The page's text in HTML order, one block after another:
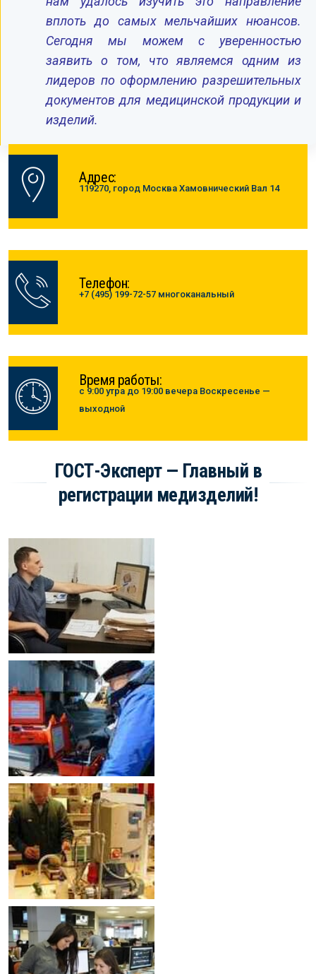
вплоть до самых мельчайших нюансов.
Сегодня мы можем с уверенностью
заявить о том, что являемся одним из
лидеров по оформлению разрешительных
документов для медицинской продукции и
изделий.
Адрес:
119270, город Москва Хамовнический Вал 14
Телефон:
+7 (495) 199-72-57 многоканальный
Время работы:
с 9:00 утра до 19:00 вечера Воскресенье —
выходной
ГОСТ-Эксперт — Главный в
регистрации медизделий!